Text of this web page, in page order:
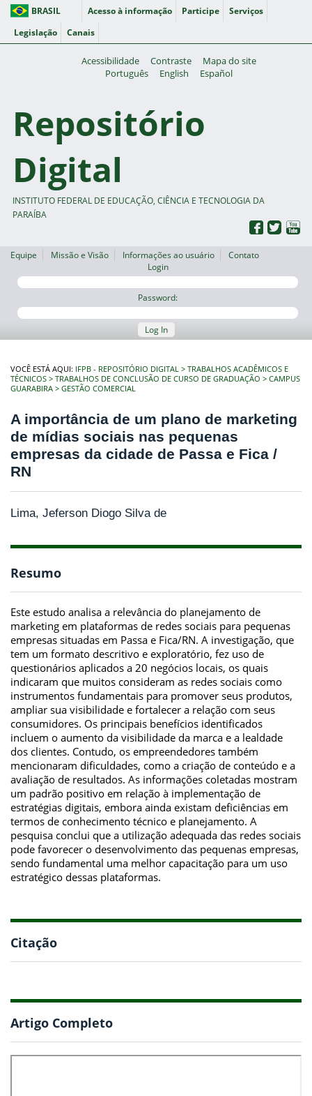
BRASIL Acesso à informação Participe
Serviços
Legislação
Canais
Acessibilidade Contraste
Mapa do site
Português
English Español
Repositório
Digital
INSTITUTO FEDERAL DE EDUCAÇÃO, CIÊNCIA E TECNOLOGIA DA
PARAÍBA
Equipe Missão e Visão Informações ao usuário
Contato
Login
Password:
Log In
VOCÊ ESTÁ AQUI: IFPB - REPOSITÓRIO DIGITAL
TRABALHOS ACADÊMICOS E
TÉCNICOS
TRABALHOS DE CONCLUSÃO DE CURSO DE GRADUAÇÃO
CAMPUS
GUARABIRA
GESTÃO COMERCIAL
A importância de um plano de marketing
de mídias sociais nas pequenas
empresas da cidade de Passa e Fica /
RN
Lima, Jeferson Diogo Silva de
Resumo
Este estudo analisa a relevância do planejamento de
marketing em plataformas de redes sociais para pequenas
empresas situadas em Passa e Fica/RN. A investigação, que
tem um formato descritivo e exploratório, fez uso de
questionários aplicados a 20 negócios locais, os quais
indicaram que muitos consideram as redes sociais como
instrumentos fundamentais para promover seus produtos,
ampliar sua visibilidade e fortalecer a relação com seus
consumidores. Os principais benefícios identificados
incluem o aumento da visibilidade da marca e a lealdade
dos clientes. Contudo, os empreendedores também
mencionaram dificuldades, como a criação de conteúdo e a
avaliação de resultados. As informações coletadas mostram
um padrão positivo em relação à implementação de
estratégias digitais, embora ainda existam deficiências em
termos de conhecimento técnico e planejamento. A
pesquisa conclui que a utilização adequada das redes sociais
pode favorecer o desenvolvimento das pequenas empresas,
sendo fundamental uma melhor capacitação para um uso
estratégico dessas plataformas.
Citação
Artigo Completo